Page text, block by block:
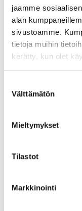
jaamme
alan
sivustoamme.
tietoja muihin
kerätty, kun olet
valinta
Välttämätön
Mieltymykset
Tilastot
Markkinointi